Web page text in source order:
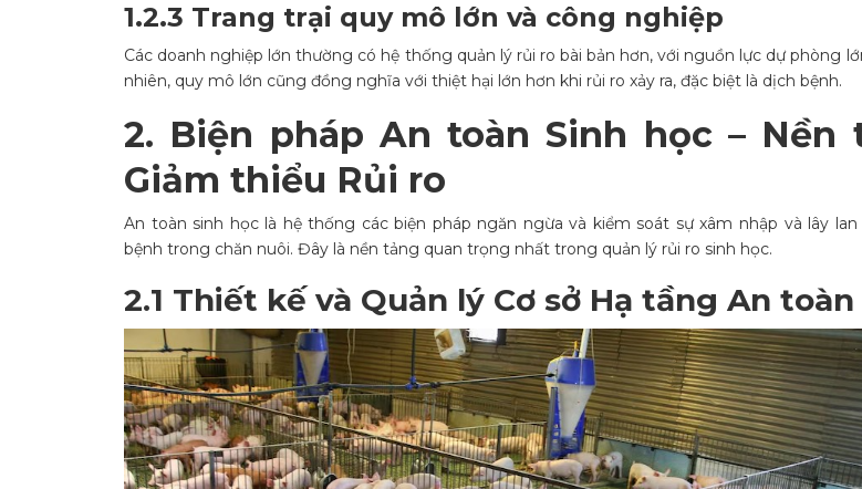
1.2.3 Trang trại quy mô lớn và công nghiệp
Các doanh nghiệp lớn thường có hệ thống quản lý rủi ro bài bản hơn, với nguồn lực dự phòng
nhiên, quy mô lớn cũng đồng nghĩa với thiệt hại lớn hơn khi rủi ro xảy ra, đặc biệt là dịch bệnh.
2. Biện pháp An toàn Sinh học – Nền
Giảm thiểu Rủi ro
An toàn sinh học là hệ thống các biện pháp ngăn ngừa và kiểm soát sự xâm nhập và lây
bệnh trong chăn nuôi. Đây là nền tảng quan trọng nhất trong quản lý rủi ro sinh học.
2.1 Thiết kế và Quản lý Cơ sở Hạ tầng An toàn